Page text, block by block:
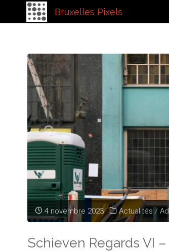
Bruxelles Pixels
4 novembre 2023 Actualités /
Schieven Regards VI